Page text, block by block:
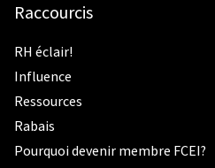
Raccourcis
RH éclair!
Influence
Ressources
Rabais
Pourquoi devenir membre FCEI?